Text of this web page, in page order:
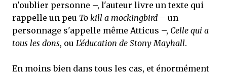
n'oublier personne –, l'auteur livre un texte qui
rappelle un peu To kill a mockingbird – un
personnage s'appelle même Atticus –, Celle qui a
tous les dons, ou L'éducation de Stony Mayhall.
En moins bien dans tous les cas, et énormément